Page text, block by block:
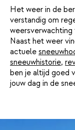
Het weer in de
verstandig om
Naast het weer
actuele
sneeuwhistorie,
ben je altijd goed
jouw dag in de